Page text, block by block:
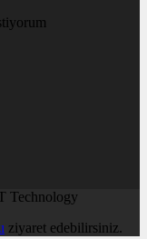
Technology
ziyaret edebilirsiniz.